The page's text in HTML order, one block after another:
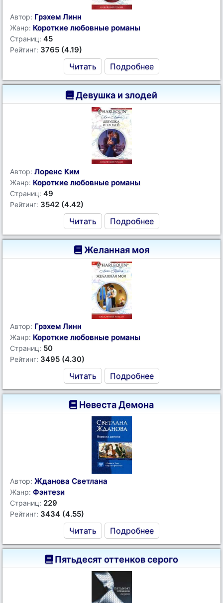
Автор: Грэхем Линн
Жанр: Короткие любовные романы
Страниц: 45
Рейтинг: 3765 (4.19)
Читать Подробнее
Девушка и злодей
Автор: Лоренс Ким
Жанр: Короткие любовные романы
Страниц: 49
Рейтинг: 3542 (4.42)
Читать Подробнее
Желанная моя
Автор: Грэхем Линн
Жанр: Короткие любовные романы
Страниц: 50
Рейтинг: 3495 (4.30)
Читать Подробнее
Невеста Демона
Автор: Жданова Светлана
Жанр: Фэнтези
Страниц: 229
Рейтинг: 3434 (4.55)
Читать Подробнее
Пятьдесят оттенков серого